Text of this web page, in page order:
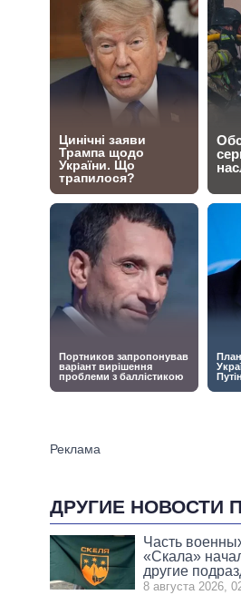
ДРУГИЕ НОВОСТИ
Часть
«Скала»
другие
8 августа 2026,